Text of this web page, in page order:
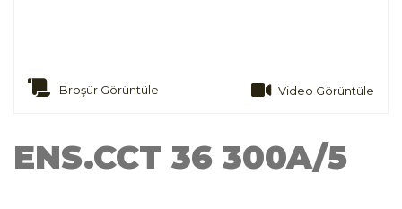
Broşür Görüntüle Video Görüntüle
ENS.CCT 36 300A/5